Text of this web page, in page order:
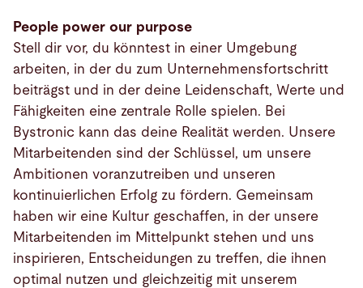
People power our purpose
Stell dir vor, du könntest in einer Umgebung
arbeiten, in der du zum Unternehmensfortschritt
beiträgst und in der deine Leidenschaft, Werte und
Fähigkeiten eine zentrale Rolle spielen. Bei
Bystronic kann das deine Realität werden. Unsere
Mitarbeitenden sind der Schlüssel, um unsere
Ambitionen voranzutreiben und unseren
kontinuierlichen Erfolg zu fördern. Gemeinsam
haben wir eine Kultur geschaffen, in der unsere
Mitarbeitenden im Mittelpunkt stehen und uns
inspirieren, Entscheidungen zu treffen, die ihnen
optimal nutzen und gleichzeitig mit unserem